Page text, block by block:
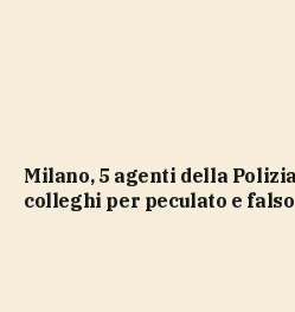
Milano, 5 agenti della Polizia Locale arrestati dai
colleghi per peculato e falso